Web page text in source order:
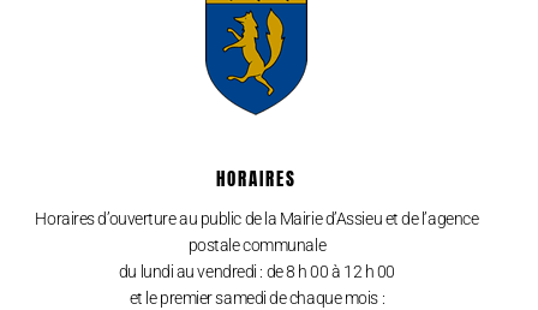
HORAIRES
Horaires d’ouverture au public de la Mairie d’Assieu et de l’agence
postale communale
du lundi au vendredi : de 8 h 00 à 12 h 00
et le premier samedi de chaque mois :